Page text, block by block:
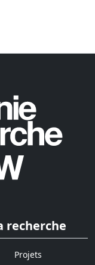
recherche
Projets